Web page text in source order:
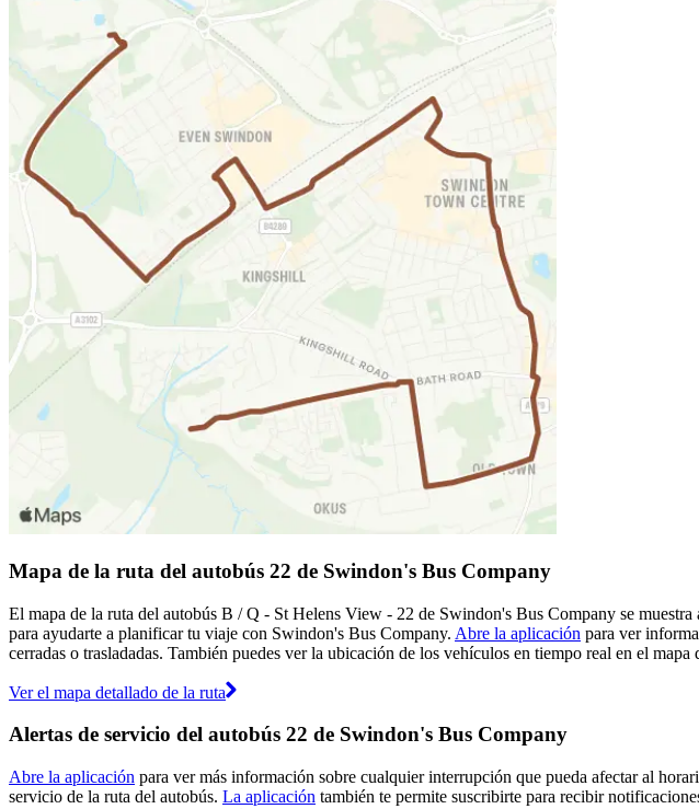
Mapa de la ruta del autobús 22 de Swindon's Bus Company
El mapa de la ruta del autobús B / Q - St Helens View - 22 de Swindon's Bus Company se
para ayudarte a planificar tu viaje con Swindon's Bus Company. Abre la aplicación para ver
cerradas o trasladadas. También puedes ver la ubicación de los vehículos en tiempo real en el
Ver el mapa detallado de la ruta
Alertas de servicio del autobús 22 de Swindon's Bus Company
Abre la aplicación para ver más información sobre cualquier interrupción que pueda afectar al
servicio de la ruta del autobús. La aplicación también te permite suscribirte para recibir